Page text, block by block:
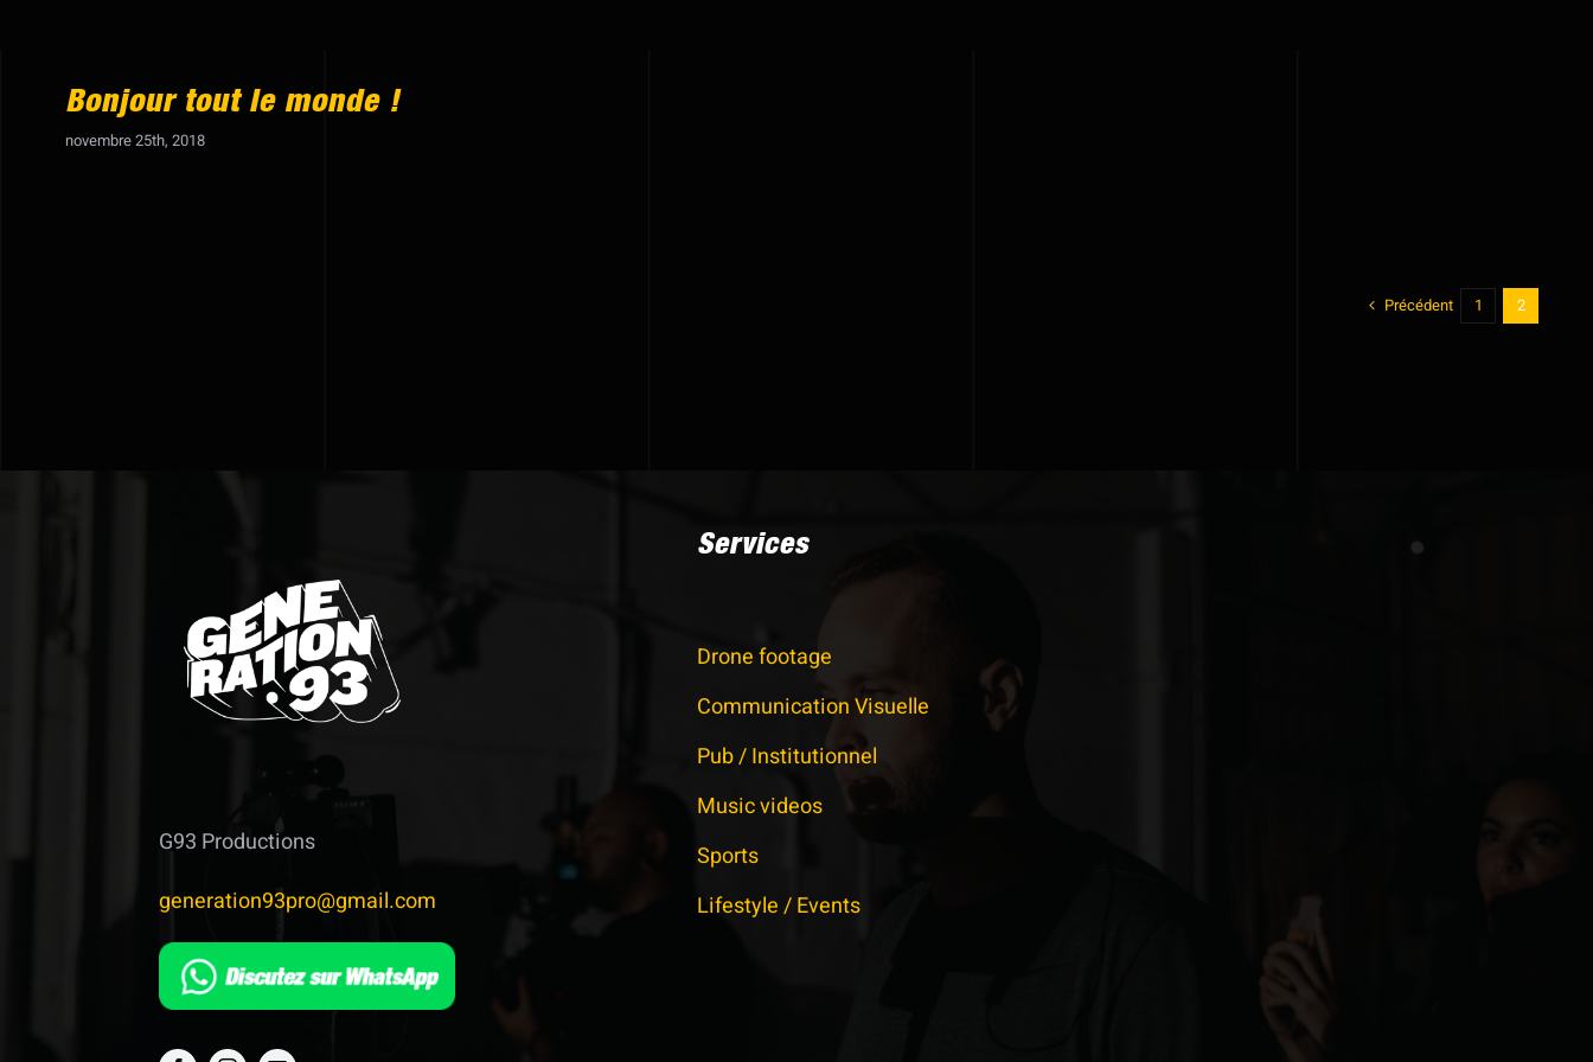
Bonjour tout le monde !
novembre 25th, 2018
Précédent 1 2
G93 Productions
generation93pro@gmail.com
Services
Drone footage
Communication Visuelle
Pub / Institutionnel
Music videos
Sports
Lifestyle / Events